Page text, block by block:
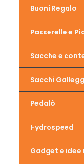
Buoni Regalo
Passerelle e
Sacche e
Sacchi
Pedalò
Hydrospeed
Gadget e idee